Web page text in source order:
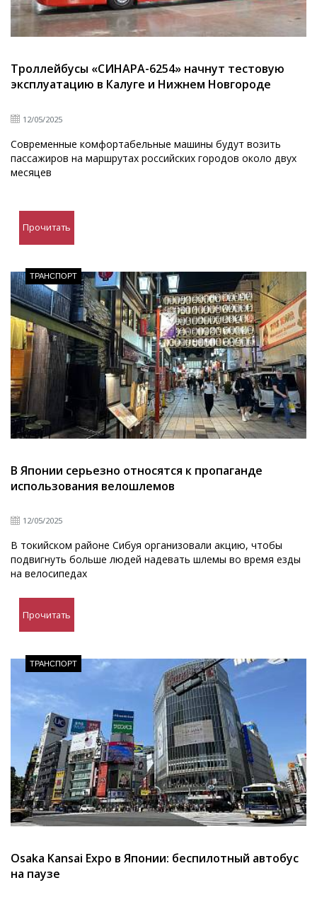
Троллейбусы «СИНАРА-6254» начнут тестовую
эксплуатацию в Калуге и Нижнем Новгороде
12/05/2025
Современные комфортабельные машины будут возить
пассажиров на маршрутах российских городов около двух
месяцев
Прочитать
ТРАНСПОРТ
В Японии серьезно относятся к пропаганде
использования велошлемов
12/05/2025
В токийском районе Сибуя организовали акцию, чтобы
подвигнуть больше людей надевать шлемы во время езды
на велосипедах
Прочитать
ТРАНСПОРТ
Osaka Kansai Expo в Японии: беспилотный автобус
на паузе